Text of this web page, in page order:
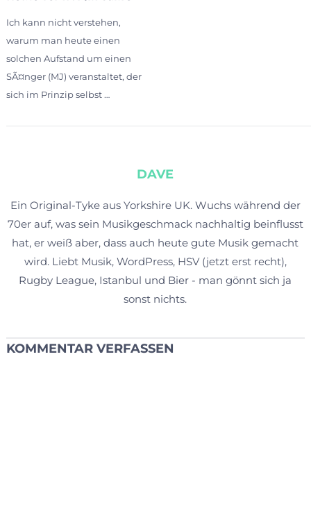
Ich kann nicht verstehen,
warum man heute einen
solchen Aufstand um einen
SÃ¤nger (MJ) veranstaltet, der
sich im Prinzip selbst …
DAVE
Ein Original-Tyke aus Yorkshire UK. Wuchs während der
70er auf, was sein Musikgeschmack nachhaltig beinflusst
hat, er weiß aber, dass auch heute gute Musik gemacht
wird. Liebt Musik, WordPress, HSV (jetzt erst recht),
Rugby League, Istanbul und Bier - man gönnt sich ja
sonst nichts.
KOMMENTAR VERFASSEN